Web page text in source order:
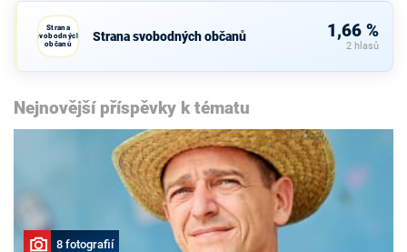
Strana
svobodných
občanů
Strana svobodných občanů 1,66 %
2 hlasů
Nejnovější příspěvky k tématu
8 fotografií